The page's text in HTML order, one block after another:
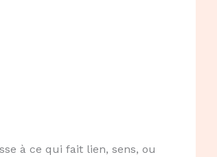
à ce qui fait lien, sens, ou